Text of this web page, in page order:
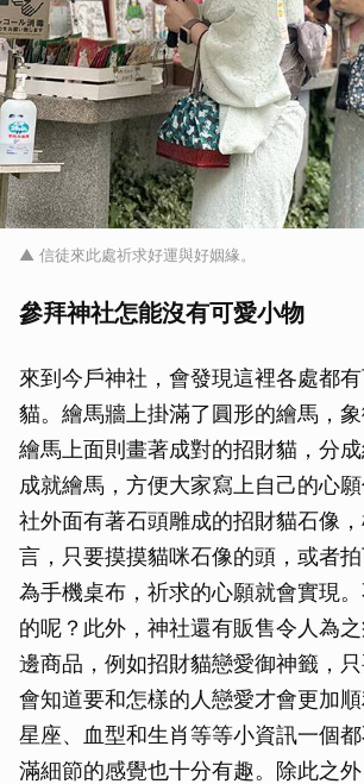
▲ 信徒來此處祈求好運與好姻緣。
參拜神社怎能沒有可愛小物
來到今戶神社，會發現這裡各處都
貓。繪馬牆上掛滿了圓形的繪馬，象
繪馬上面則畫著成對的招財貓，分
成就繪馬，方便大家寫上自己的心
社外面有著石頭雕成的招財貓石像
言，只要摸摸貓咪石像的頭，或者
為手機桌布，祈求的心願就會實現
的呢？此外，神社還有販售令人為
邊商品，例如招財貓戀愛御神籤，
會知道要和怎樣的人戀愛才會更加
星座、血型和生肖等等小資訊一個
滿細節的感覺也十分有趣。除此之
取消